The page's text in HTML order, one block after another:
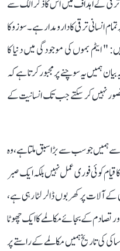
ترقی کے اہداف میں اس کا ذکر الگ سے
انسانی ترقی کا دارومدار ہے۔ سوزوکا
" ایٹم بموں کی موجودگی میں دنیا کا
ہمیں یہ سوچنے پر مجبور کرتا ہے کہ
نہیں کر سکتے جب تک انسانیت کے
ہمیں جو سب سے بڑا سبق ملتا ہے، وہ
کوئی فوری عمل نہیں بلکہ ایک صبر
آلات پر کھربوں ڈالر لٹا رہی ہے،
تصادم کے بجائے مکالمے کا ایک چھوٹا
کی تاریخ ہمیں مکالمے کے راستے پر